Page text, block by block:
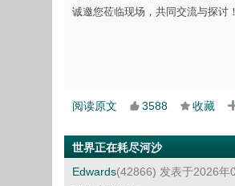
诚邀您莅临现场，共同交流与探讨
阅读原文 3588 收藏
世界正在耗尽河沙
Edwards(42866) 发表于2026年